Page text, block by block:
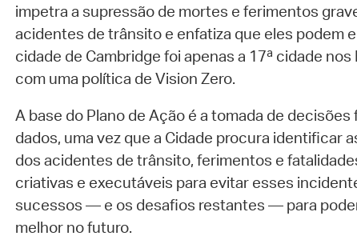
impetra a supressão de mortes e ferimentos
acidentes de trânsito e enfatiza que eles podem
cidade de Cambridge foi apenas a 17ª cidade
com uma política de Vision Zero.
A base do Plano de Ação é a tomada de
dados, uma vez que a Cidade procura identificar
dos acidentes de trânsito, ferimentos e
criativas e executáveis para evitar esses
sucessos — e os desafios restantes — para
melhor no futuro.